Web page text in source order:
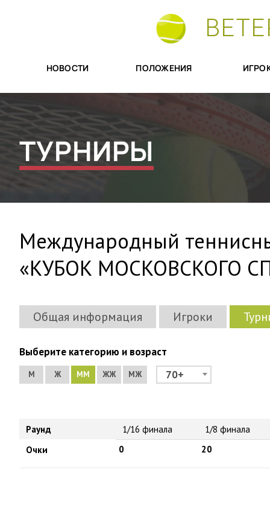
НОВОСТИ ПОЛОЖЕНИЯ
ТУРНИРЫ
Международный
«КУБОК МОСКОВСКОГО
Общая информация Игроки
Выберите категорию и возраст
М Ж ММ ЖЖ МЖ 70+
Раунд 1/16 финала
1/8 финала
Очки
0 20